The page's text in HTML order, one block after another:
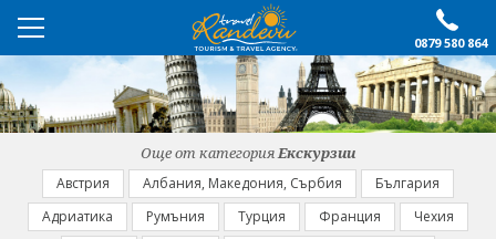
0879 580 864
ПРЕПОРЪЧАНО
ЕКСКУРЗИИ
ПОЧИВКИ
Още от категорияЕкскурзии
Австрия Албания, Македония, Сърбия
България
Адриатика
Румъния Турция Франция
Чехия